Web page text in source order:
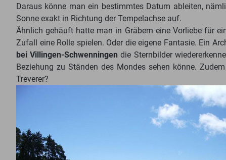
Daraus könne man ein bestimmtes Datum ableiten,
Sonne exakt in Richtung der Tempelachse auf.
Ähnlich gehäuft hatte man in Gräbern eine Vorliebe für
Zufall eine Rolle spielen. Oder die eigene Fantasie. Ein
bei Villingen-Schwenningen die Sternbilder
Beziehung zu Ständen des Mondes sehen könne.
Treverer?